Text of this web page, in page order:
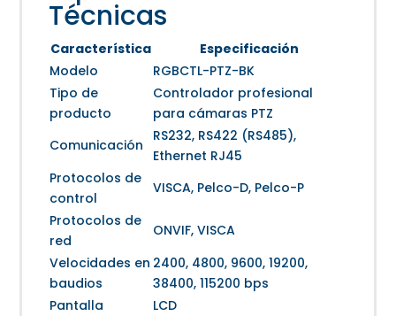
Técnicas
Característica
Especificación
Modelo
RGBCTL-PTZ-BK
Tipo de
producto
Controlador profesional
para cámaras PTZ
Comunicación
RS232, RS422 (RS485),
Ethernet RJ45
Protocolos de
control
VISCA, Pelco-D, Pelco-P
Protocolos de
red
ONVIF, VISCA
Velocidades en
baudios
2400, 4800, 9600, 19200,
38400, 115200 bps
Pantalla
LCD